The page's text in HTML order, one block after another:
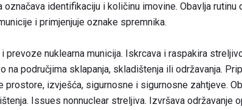
označava identifikaciju i količinu imovine. Obavlja
i primjenjuje oznake spremnika.
i prevoze nuklearna municija. Iskrcava i raspakira
na područjima sklapanja, skladištenja ili održavanja.
​​prostore, izvješća, sigurnosne i sigurnosne zahtjeve.
Issues nonnuclear streljiva. Izvršava održavanje